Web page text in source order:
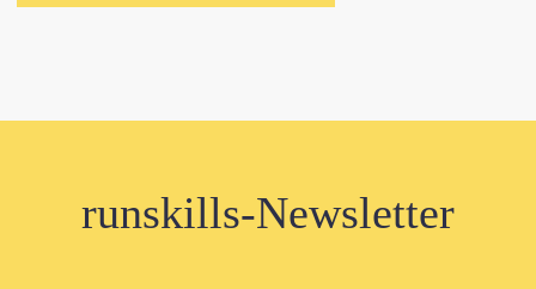
runskills-Newsletter